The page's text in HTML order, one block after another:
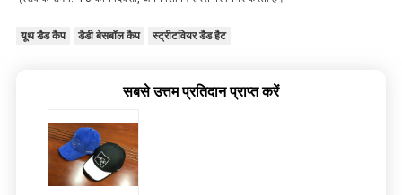
यूथ डैड कैप डैडी बेसबॉल कैप स्ट्रीटवियर डैड हैट
सबसे उत्तम प्रतिदान प्राप्त करें